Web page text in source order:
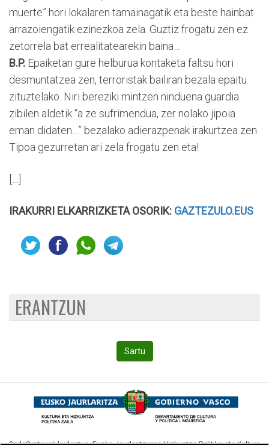
muerte” hori lokalaren tamainagatik eta beste hainbat
arrazoiengatik ezinezkoa zela. Guztiz frogatu zen ez
zetorrela bat errealitatearekin baina…
B.P. Epaiketan gure helburua kontaketa faltsu hori
desmuntatzea zen, terroristak bailiran bezala epaitu
zituztelako. Niri bereziki mintzen ninduena guardia
zibilen aldetik “a ze sufrimendua, zer nolako jipoia
eman didaten…” bezalako adierazpenak irakurtzea zen.
Tipoa gezurretan ari zela frogatu zen eta!
IRAKURRI ELKARRIZKETA OSORIK: GAZTEZULO.EUS
ERANTZUN
Sartu